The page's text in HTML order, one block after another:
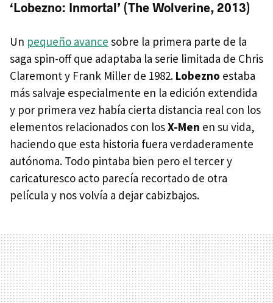
‘Lobezno: Inmortal’ (The Wolverine, 2013)
Un pequeño avance sobre la primera parte de la
saga spin-off que adaptaba la serie limitada de Chris
Claremont y Frank Miller de 1982. Lobezno estaba
más salvaje especialmente en la edición extendida
y por primera vez había cierta distancia real con los
elementos relacionados con losX-Men en su vida,
haciendo que esta historia fuera verdaderamente
autónoma. Todo pintaba bien pero el tercer y
caricaturesco acto parecía recortado de otra
película y nos volvía a dejar cabizbajos.